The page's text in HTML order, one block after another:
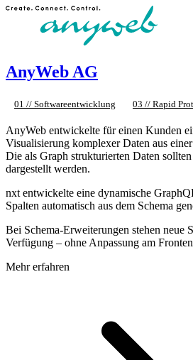
AnyWeb AG
01 // Softwareentwicklung 03 // Rapid
AnyWeb entwickelte für einen Kunden
Visualisierung komplexer Daten aus
Die als Graph strukturierten Daten
dargestellt werden.
nxt entwickelte eine dynamische
Spalten automatisch aus dem Schema
Bei Schema-Erweiterungen stehen neue
Verfügung – ohne Anpassung am
Mehr erfahren